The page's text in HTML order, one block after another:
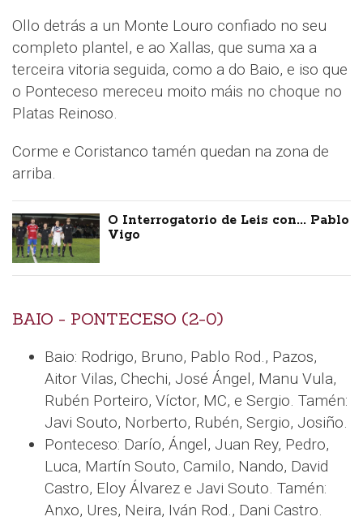
Ollo detrás a un Monte Louro confiado no seu
completo plantel, e ao Xallas, que suma xa a
terceira vitoria seguida, como a do Baio, e iso que
o Ponteceso mereceu moito máis no choque no
Platas Reinoso.
Corme e Coristanco tamén quedan na zona de
arriba.
O Interrogatorio de Leis con... Pablo
Vigo
BAIO - PONTECESO (2-0)
Baio: Rodrigo, Bruno, Pablo Rod., Pazos,
Aitor Vilas, Chechi, José Ángel, Manu Vula,
Rubén Porteiro, Víctor, MC, e Sergio. Tamén:
Javi Souto, Norberto, Rubén, Sergio, Josiño.
Ponteceso: Darío, Ángel, Juan Rey, Pedro,
Luca, Martín Souto, Camilo, Nando, David
Castro, Eloy Álvarez e Javi Souto. Tamén:
Anxo, Ures, Neira, Iván Rod., Dani Castro.